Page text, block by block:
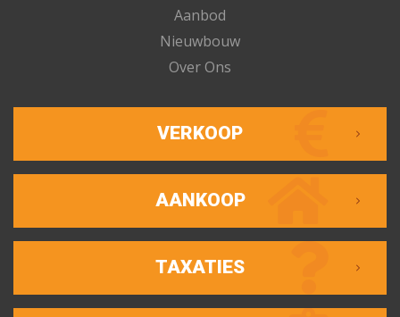
Aanbod
Nieuwbouw
Over Ons
VERKOOP
AANKOOP
TAXATIES